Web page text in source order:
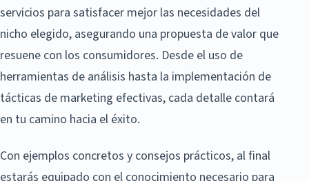
servicios para satisfacer mejor las necesidades del
nicho elegido, asegurando una propuesta de valor que
resuene con los consumidores. Desde el uso de
herramientas de análisis hasta la implementación de
tácticas de marketing efectivas, cada detalle contará
en tu camino hacia el éxito.
Con ejemplos concretos y consejos prácticos, al final
estarás equipado con el conocimiento necesario para